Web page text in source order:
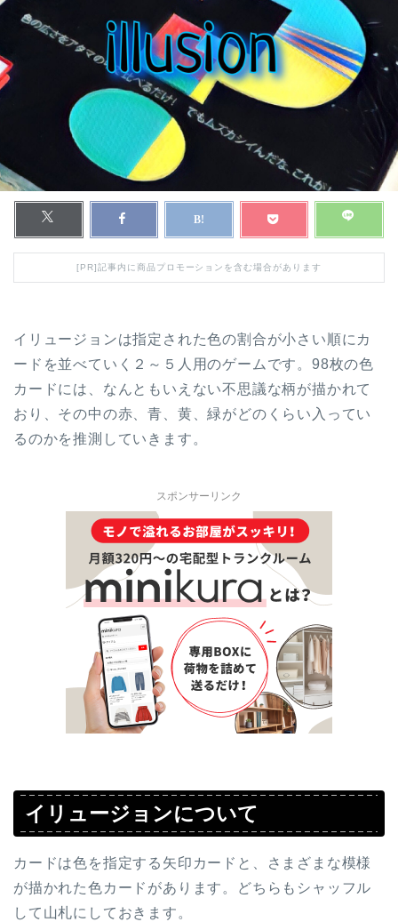
[PR]記事内に商品プロモーションを含む場合があります
イリュージョンは指定された色の割合が小さい順にカ
ードを並べていく２～５人用のゲームです。98枚の色
カードには、なんともいえない不思議な柄が描かれて
おり、その中の赤、青、黄、緑がどのくらい入ってい
るのかを推測していきます。
スポンサーリンク
イリュージョンについて
カードは色を指定する矢印カードと、さまざまな模様
が描かれた色カードがあります。どちらもシャッフル
して山札にしておきます。